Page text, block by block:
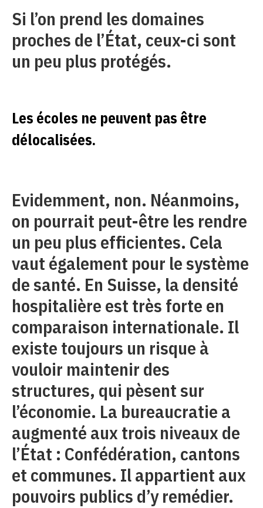
Si l’on prend les domaines
proches de l’État, ceux-ci sont
un peu plus protégés.
Les écoles ne peuvent pas être
délocalisées.
Evidemment, non. Néanmoins,
on pourrait peut-être les rendre
un peu plus efficientes. Cela
vaut également pour le système
de santé. En Suisse, la densité
hospitalière est très forte en
comparaison internationale. Il
existe toujours un risque à
vouloir maintenir des
structures, qui pèsent sur
l’économie. La bureaucratie a
augmenté aux trois niveaux de
l’État : Confédération, cantons
et communes. Il appartient aux
pouvoirs publics d’y remédier.